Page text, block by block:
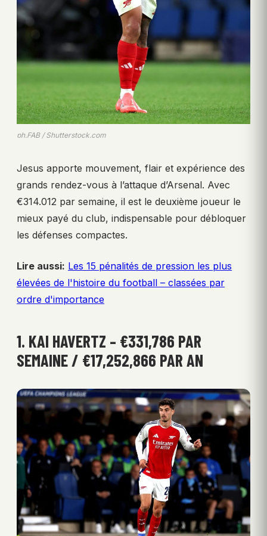
ph.FAB / Shutterstock.com
Jesus apporte mouvement, flair et expérience des
grands rendez-vous à l’attaque d’Arsenal. Avec
€314.012 par semaine, il est le deuxième joueur le
mieux payé du club, indispensable pour débloquer
les défenses compactes.
Lire aussi: Les 15 pénalités de pression les plus
élevées de l'histoire du football – classées par
ordre d'importance
1. KAI HAVERTZ – €331,786 PAR
SEMAINE / €17,252,866 PAR AN